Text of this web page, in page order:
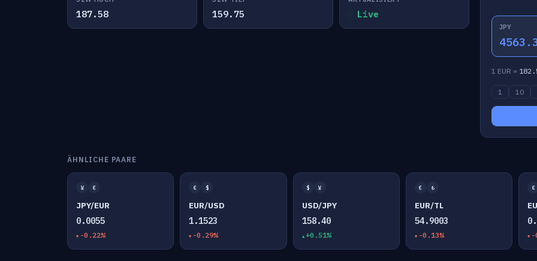
187.58 159.75 Live
JPY
1 EUR =
1 10
ÄHNLICHE PAARE
¥ €
JPY/EUR
0.0055
-0.22%
€ $
EUR/USD
1.1523
-0.29%
$ ¥
USD/JPY
158.40
+0.51%
€ ₺
EUR/TL
54.9003
-0.13%
€
-